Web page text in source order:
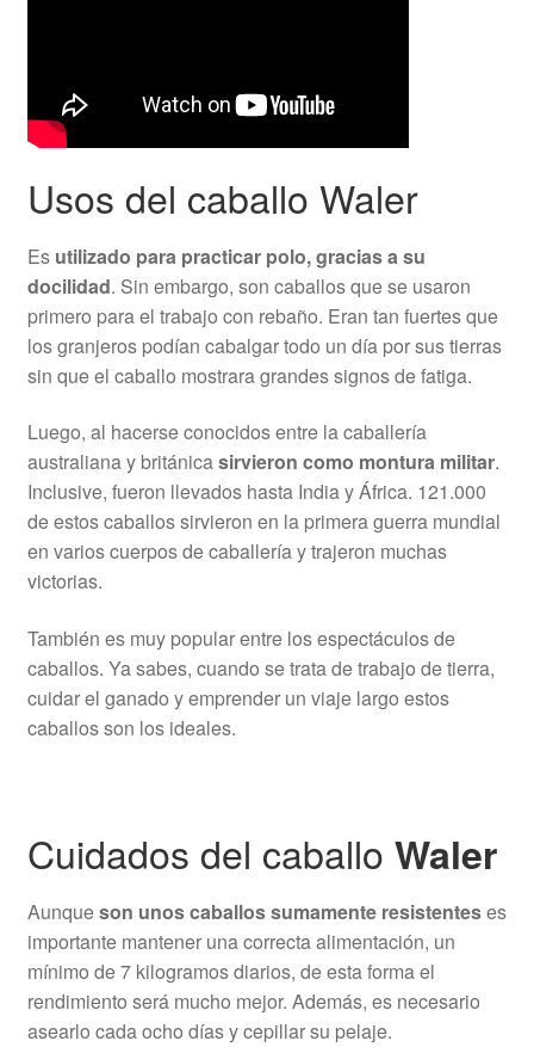
Usos del caballo Waler
Es utilizado para practicar polo, gracias a su
docilidad. Sin embargo, son caballos que se usaron
primero para el trabajo con rebaño. Eran tan fuertes que
los granjeros podían cabalgar todo un día por sus tierras
sin que el caballo mostrara grandes signos de fatiga.
Luego, al hacerse conocidos entre la caballería
australiana y británicasirvieron como montura militar.
Inclusive, fueron llevados hasta India y África. 121.000
de estos caballos sirvieron en la primera guerra mundial
en varios cuerpos de caballería y trajeron muchas
victorias.
También es muy popular entre los espectáculos de
caballos. Ya sabes, cuando se trata de trabajo de tierra,
cuidar el ganado y emprender un viaje largo estos
caballos son los ideales.
Cuidados del caballo Waler
Aunqueson unos caballos sumamente resistenteses
importante mantener una correcta alimentación, un
mínimo de 7 kilogramos diarios, de esta forma el
rendimiento será mucho mejor. Además, es necesario
asearlo cada ocho días y cepillar su pelaje.